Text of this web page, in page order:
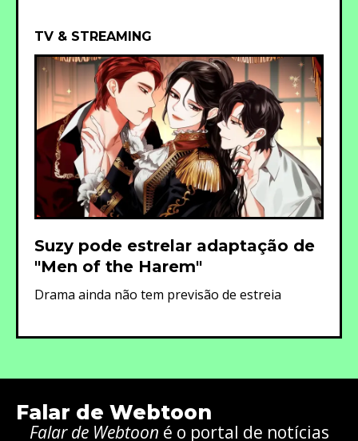
TV & STREAMING
Suzy pode estrelar adaptação de
"Men of the Harem"
Drama ainda não tem previsão de estreia
Falar de Webtoon
Falar de Webtoon é o portal de notícias